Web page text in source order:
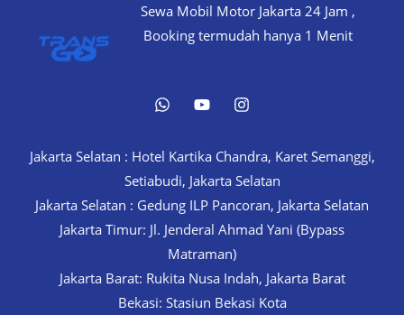
Sewa Mobil Motor Jakarta 24 Jam ,
Booking termudah hanya 1 Menit
Jakarta Selatan : Hotel Kartika Chandra, Karet Semanggi,
Setiabudi, Jakarta Selatan
Jakarta Selatan : Gedung ILP Pancoran, Jakarta Selatan
Jakarta Timur: Jl. Jenderal Ahmad Yani (Bypass
Matraman)
Jakarta Barat: Rukita Nusa Indah, Jakarta Barat
Bekasi: Stasiun Bekasi Kota